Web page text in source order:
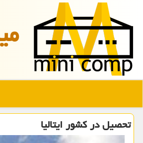
تحصیل در كشور ایتالیا